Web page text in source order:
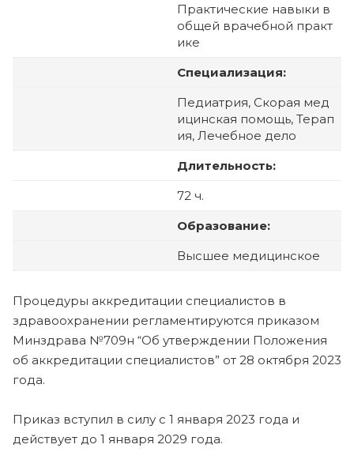
Практические навыки в
общей врачебной практ
ике
Специализация:
Педиатрия, Скорая мед
ицинская помощь, Терап
ия, Лечебное дело
Длительность:
72 ч.
Образование:
Высшее медицинское
Процедуры аккредитации специалистов в
здравоохранении регламентируются приказом
Минздрава №709н “Об утверждении Положения
об аккредитации специалистов” от 28 октября 2023
года.
Приказ вступил в силу с 1 января 2023 года и
действует до 1 января 2029 года.